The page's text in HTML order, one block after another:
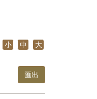
小 中 大